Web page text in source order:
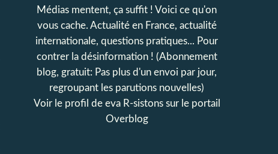
Médias mentent, ça suffit ! Voici ce qu'on
vous cache. Actualité en France, actualité
internationale, questions pratiques... Pour
contrer la désinformation ! (Abonnement
blog, gratuit: Pas plus d'un envoi par jour,
regroupant les parutions nouvelles)
Voir le profil de eva R-sistonssur le portail
Overblog